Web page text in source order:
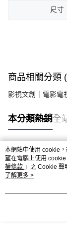
尺寸
商品相關分類
影視文創｜電影電
本分類熱銷全
熱門標籤
本網站中使用 cookie
望在電腦上使用
權條款 」之 Cookie
用條款之 Cookie 聲明
了解更多 >